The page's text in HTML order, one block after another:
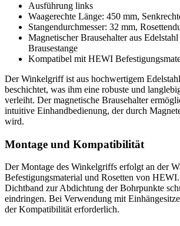
Ausführung links
Waagerechte Länge: 450 mm,
Stangendurchmesser: 32 mm,
Magnetischer Brausehalter aus
Brausestange
Kompatibel mit HEWI
Der Winkelgriff ist aus hochwertigem
beschichtet, was ihm eine robuste und
verleiht. Der magnetische Brausehalter
intuitive Einhandbedienung, der durch
wird.
Montage und Kompatibilität
Der Montage des Winkelgriffs erfolgt an der
Befestigungsmaterial und Rosetten von
Dichtband zur Abdichtung der Bohrpunkte
eindringen. Bei Verwendung mit
der Kompatibilität erforderlich.